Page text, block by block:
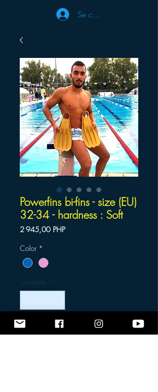
Se connecter
Powerfins bi-fins - size (EU)
32-34 - hardness : Soft
2 945,00 PHPPrix
Color *
Quantité *
Ajouter au panier